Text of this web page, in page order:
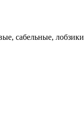
сабельные, лобзики